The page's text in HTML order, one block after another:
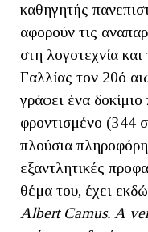
καθηγητής
αφορούν τις
στη λογοτεχνία και
Γαλλίας τον 20ό
γράφει ένα
φροντισμένο (344
πλούσια
εξαντλητικές
θέμα του, έχει
Albert Camus. A